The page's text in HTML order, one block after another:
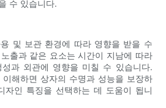
수 있습니다.
및 보관 환경에 따라 영향을 받을 수
출과 같은 요소는 시간이 지남에 따라
과 외관에 영향을 미칠 수 있습니다.
해하면 상자의 수명과 성능을 보장하
자인 특징을 선택하는 데 도움이 됩니